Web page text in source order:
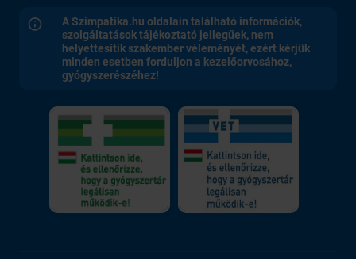
A Szimpatika.hu oldalain található információk,
szolgáltatások tájékoztató jellegűek, nem
helyettesítik szakember véleményét, ezért kérjük
minden esetben forduljon a kezelőorvosához,
gyógyszerészéhez!